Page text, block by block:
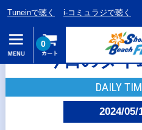
Tuneinで聴く i-コミュラジで聴く
0
今日のタ
DAILY
2024/05/